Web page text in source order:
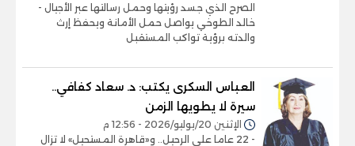
الصرح الذي جسد رؤيتها وحمل رسالتها عبر الأجيال -
خالد الطوخي يواصل حمل الأمانة ويحفظ إرث
والدته برؤية تواكب المستقبل
العباس السكرى يكتب: د. سعاد كفافي..
سيرة لا يطويها الزمن
الإثنين 20/يوليو/2026 - 12:56 م
- 22 عاما على الرحيل.. و«قاهرة المستحيل» لا تزال